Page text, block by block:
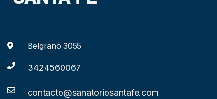
Belgrano 3055
3424560067
contacto@sanatoriosantafe.com